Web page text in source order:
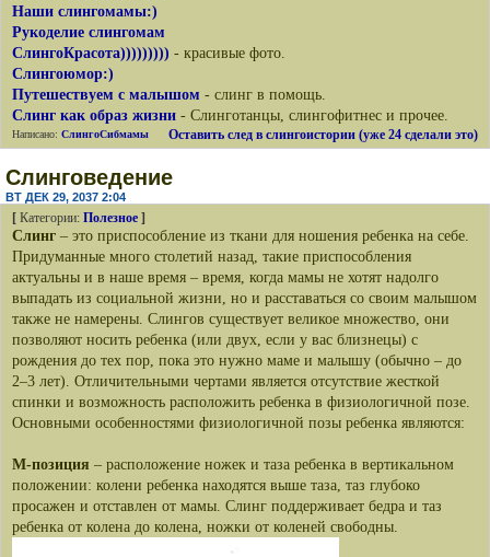
Наши слингомамы:)
Рукоделие слингомам
СлингоКрасота))))))))) - красивые фото.
Слингоюмор:)
Путешествуем с малышом - слинг в помощь.
Слинг как образ жизни - Слинготанцы, слингофитнес и прочее.
Оставить след в слингоистории (уже 24 сделали это)
Написано: СлингоСибмамы
Слинговедение
ВТ ДЕК 29, 2037 2:04
[ Категории: Полезное ]
Слинг – это приспособление из ткани для ношения ребенка на себе.
Придуманные много столетий назад, такие приспособления
актуальны и в наше время – время, когда мамы не хотят надолго
выпадать из социальной жизни, но и расставаться со своим малышом
также не намерены. Слингов существует великое множество, они
позволяют носить ребенка (или двух, если у вас близнецы) с
рождения до тех пор, пока это нужно маме и малышу (обычно – до
2–3 лет). Отличительными чертами является отсутствие жесткой
спинки и возможность расположить ребенка в физиологичной позе.
Основными особенностями физиологичной позы ребенка являются:
М-позиция – расположение ножек и таза ребенка в вертикальном
положении: колени ребенка находятся выше таза, таз глубоко
просажен и отставлен от мамы. Слинг поддерживает бедра и таз
ребенка от колена до колена, ножки от коленей свободны.